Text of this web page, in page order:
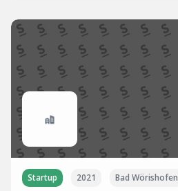
Startup 2021 Bad Wörishofen